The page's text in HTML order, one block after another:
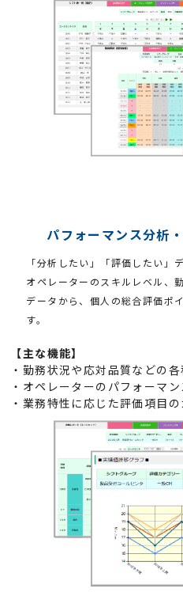
パフォーマンス分析
「分析したい」「評価したい」
オペレーターのスキルレベル、
データから、個人の総合評価ポ
す。
【主な機能】
・勤務状況や応対品質などの
・オペレーターのパフォーマ
・業務特性に応じた評価項目